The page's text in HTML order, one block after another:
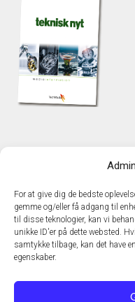
For at give dig de bedste
gemme og/eller få adgang til
til disse teknologier, kan vi
unikke ID'er på dette websted.
samtykke tilbage, kan det have
egenskaber.
DK
E-mail: